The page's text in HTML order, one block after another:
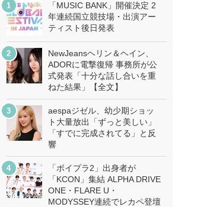
「MUSIC BANK」開催決定 2
年連続国立競技場・出演アー
ティスト後日発表
NewJeansヘリン＆ヘイン、
ADORに電撃復帰 事務所が公
式発表「十分な話し合いを重
ねた結果」【全文】
aespaジゼル、幼少期ショッ
ト大量放出「ずっと美しい」
「すでに完成されてる」と反
響
「ボイプラ2」出身者が
「KCON」集結 ALPHA DRIVE
ONE・FLARE U・
MODYSSEY連続でレカペ登壇